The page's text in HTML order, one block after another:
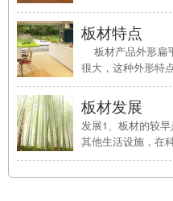
但由于此类板材造
使用反而并不多。
有统一的标准规格
般我 ...
板材特点
板材产品外形扁
很大，这种外形特
大，故包容覆盖能
品、金属结构等方
裁、弯曲、冲压、
板材发展
发展1、板材的较
其他生活设施，在
家具制造、建筑业
今天通常做成标准